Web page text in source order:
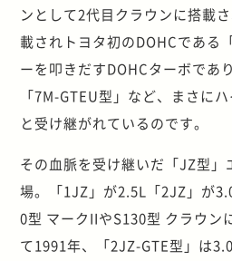
ンとして2代目クラウンに搭載
載されトヨタ初のDOHCである
ーを叩きだすDOHCターボであ
「7M-GTEU型」など、まさに
と受け継がれているのです。
その血脈を受け継いだ「JZ型」
場。「1JZ」が2.5L「2JZ」が
0型 マークIIやS130型 クラウン
て1991年、「2JZ-GTE型」は